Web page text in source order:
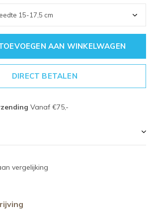
AAN WINKELWAGEN
DIRECT BETALEN
Vanaf €75,-
vergelijking